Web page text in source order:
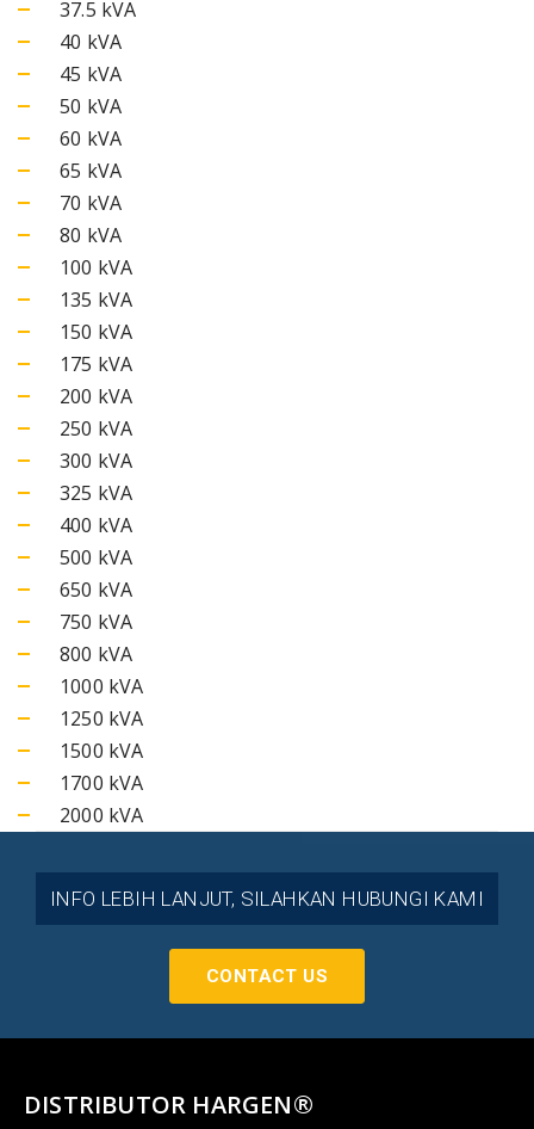
37.5 kVA
40 kVA
45 kVA
50 kVA
60 kVA
65 kVA
70 kVA
80 kVA
100 kVA
135 kVA
150 kVA
175 kVA
200 kVA
250 kVA
300 kVA
325 kVA
400 kVA
500 kVA
650 kVA
750 kVA
800 kVA
1000 kVA
1250 kVA
1500 kVA
1700 kVA
2000 kVA
INFO LEBIH LANJUT, SILAHKAN HUBUNGI KAMI
CONTACT US
DISTRIBUTOR HARGEN®